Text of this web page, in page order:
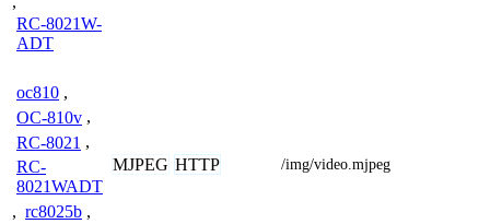
RC-8021W-
ADT
oc810 ,
OC-810v ,
RC-8021 ,
RC-
8021WADT
, rc8025b ,
MJPEG HTTP /img/video.mjpeg